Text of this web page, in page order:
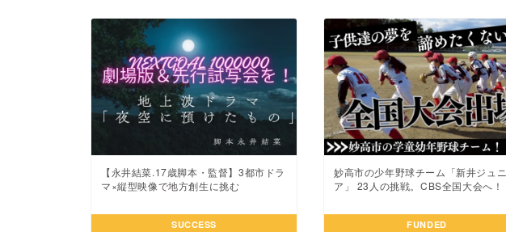
【永井結菜.17歳脚本・監督】3都市ドラ
マ×縦型映像で地方創生に挑む
SUCCESS
妙高市の少年野球チーム「新井ジュニ
ア」 23人の挑戦。CBS全国大会へ！
FUNDED